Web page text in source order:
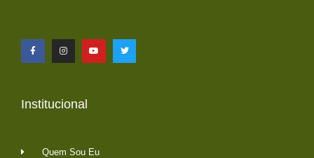
Institucional
Quem Sou Eu